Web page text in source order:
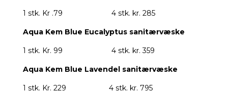
1 stk. Kr .79 4 stk. kr. 285
Aqua Kem Blue Eucalyptus sanitærvæske
1 stk. Kr. 99 4 stk. kr. 359
Aqua Kem Blue Lavendel sanitærvæske
1 stk. Kr. 229 4 stk. kr. 795